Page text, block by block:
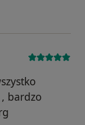
bardzo